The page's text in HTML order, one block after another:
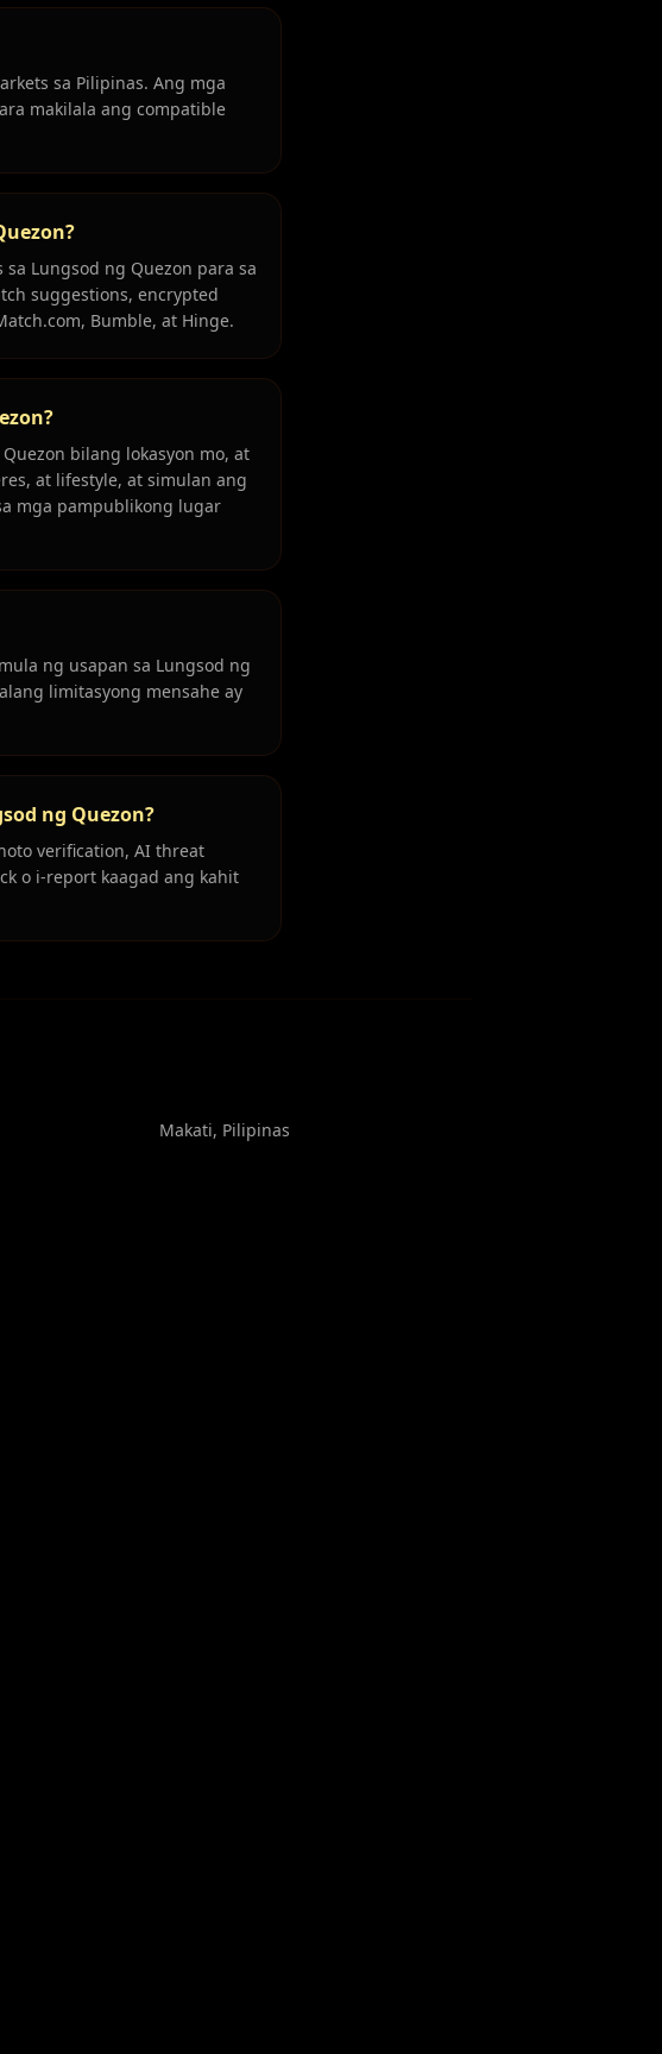
sa Pilipinas. Ang mga
makilala ang compatible
Lungsod ng Quezon para sa
suggestions, encrypted
Bumble, at Hinge.
bilang lokasyon mo, at
at lifestyle, at simulan ang
mga pampublikong lugar
ng usapan sa Lungsod ng
limitasyong mensahe ay
ng Quezon?
verification, AI threat
o i-report kaagad ang kahit
Makati, Pilipinas